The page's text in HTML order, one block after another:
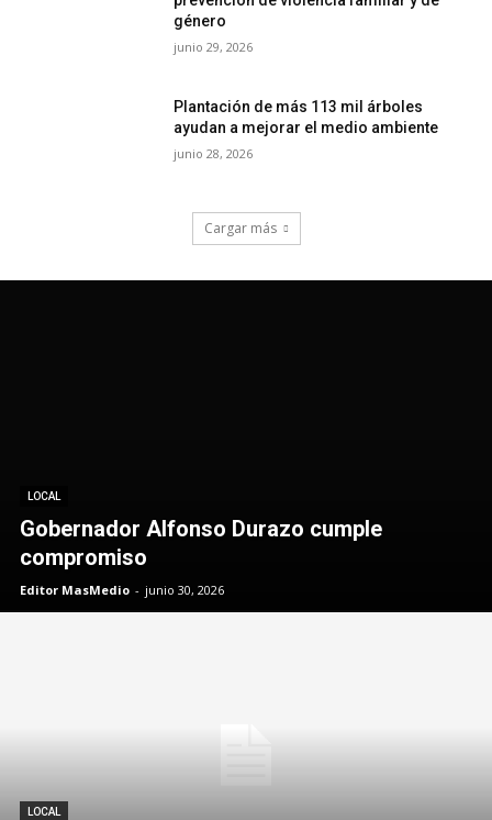
LOCAL
Gobernador Alfonso Durazo cumple
compromiso
Editor MasMedio - junio 30, 2026
LOCAL